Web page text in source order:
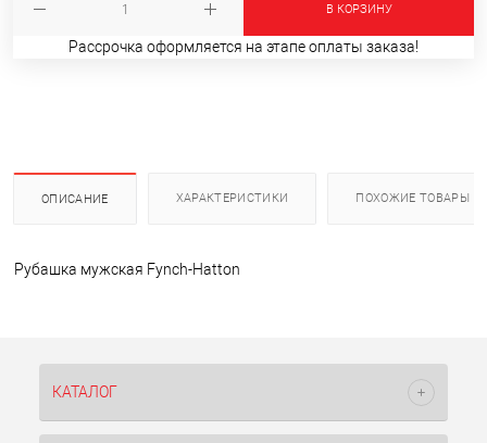
В КОРЗИНУ
Рассрочка оформляется на этапе оплаты заказа!
ОПИСАНИЕ ХАРАКТЕРИСТИКИ ПОХОЖИЕ ТОВАРЫ
Рубашка мужская Fynch-Hatton
КАТАЛОГ